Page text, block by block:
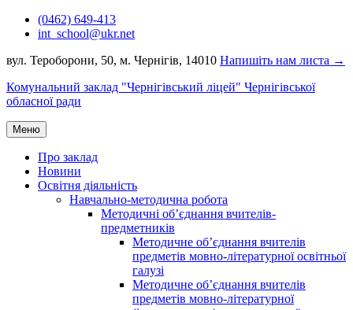
Перейти(0462) 649-413
int_school@ukr.net
вул. Тероборони, 50, м. Чернігів, 14010 Напишіть нам листа →
Комунальний заклад "Чернігівський ліцей" Чернігівської
обласної ради
Меню
Про заклад
Новини
Освітня діяльність
Навчально-методична робота
Методичні об’єднання вчителів-
предметників
Методичне об’єднання вчителів
предметів мовно-літературної освітньої
галузі
Методичне об’єднання вчителів
предметів мовно-літературної